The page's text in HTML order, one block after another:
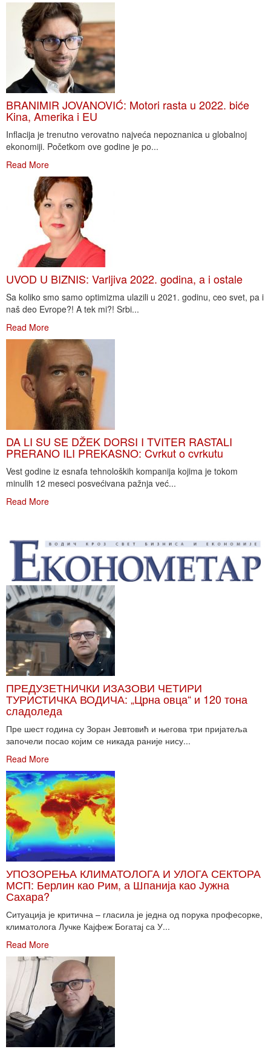
BRANIMIR JOVANOVIĆ: Motori rasta u 2022. biće
Kina, Amerika i EU
Inflacija je trenutno verovatno najveća nepoznanica u globalnoj
ekonomiji. Početkom ove godine je po...
Read More
UVOD U BIZNIS: Varljiva 2022. godina, a i ostale
Sa koliko smo samo optimizma ulazili u 2021. godinu, ceo svet, pa i
naš deo Evrope?! A tek mi?! Srbi...
Read More
DA LI SU SE DŽEK DORSI I TVITER RASTALI
PRERANO ILI PREKASNO: Cvrkut o cvrkutu
Vest godine iz esnafa tehnoloških kompanija kojima je tokom
minulih 12 meseci posvećivana pažnja već...
Read More
ПРЕДУЗЕТНИЧКИ ИЗАЗОВИ ЧЕТИРИ
ТУРИСТИЧКА ВОДИЧА: „Црна овца“ и 120 тона
сладоледа
Пре шест година су Зоран Јевтовић и његова три пријатеља
започели посао којим се никада раније нису...
Read More
УПОЗОРЕЊА КЛИМАТОЛОГА И УЛОГА СЕКТОРА
МСП: Берлин као Рим, а Шпанија као Јужна
Сахара?
Ситуација је критична – гласила је једна од порука професорке,
климатолога Лучке Кајфеж Богатај са У...
Read More